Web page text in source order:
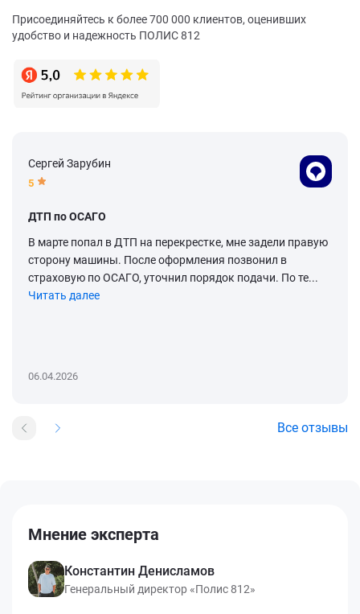
Присоединяйтесь к более 700 000 клиентов, оценивших
удобство и надежность ПОЛИС 812
Сергей Зарубин
5
ДТП по ОСАГО
В марте попал в ДТП на перекрестке, мне задели правую
сторону машины. После оформления позвонил в
страховую по ОСАГО, уточнил порядок подачи. По те...
Читать далее
06.04.2026
Все отзывы
Мнение эксперта
Константин Денисламов
Генеральный директор «Полис 812»